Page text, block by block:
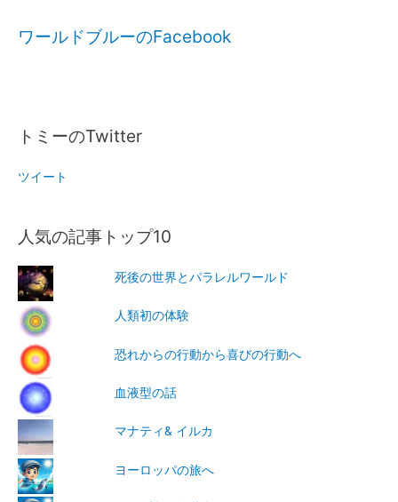
ワールドブルーのFacebook
トミーのTwitter
ツイート
人気の記事トップ10
死後の世界とパラレルワールド
人類初の体験
恐れからの行動から喜びの行動へ
血液型の話
マナティ& イルカ
ヨーロッパの旅へ